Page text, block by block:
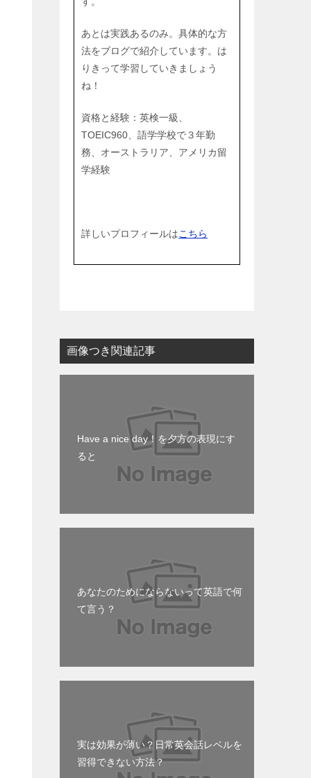
あとは実践あるのみ。具体的な方
法をブログで紹介しています。は
りきって学習していきましょう
ね！
資格と経験：英検一級、
TOEIC960、語学学校で３年勤
務、オーストラリア、アメリカ留
学経験
詳しいプロフィールはこちら
画像つき関連記事
Have a nice day！を夕方の表現にす
ると
あなたのためにならないって英語で何
て言う？
実は効果が薄い？日常英会話レベルを
習得できない方法？